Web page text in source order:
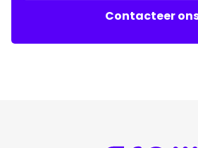
Contacteer